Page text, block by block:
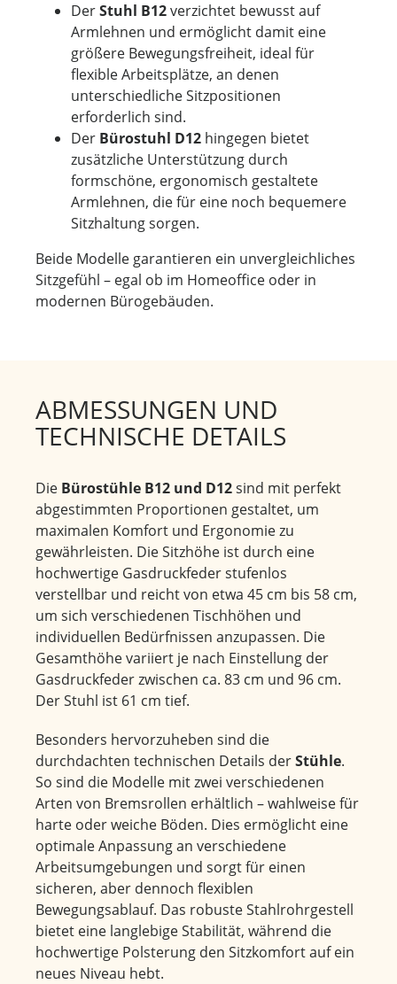
DerStuhl B12verzichtet bewusst auf
Armlehnen und ermöglicht damit eine
größere Bewegungsfreiheit, ideal für
flexible Arbeitsplätze, an denen
unterschiedliche Sitzpositionen
erforderlich sind.
Der Bürostuhl D12 hingegen bietet
zusätzliche Unterstützung durch
formschöne, ergonomisch gestaltete
Armlehnen, die für eine noch bequemere
Sitzhaltung sorgen.
Beide Modelle garantieren ein unvergleichliches
Sitzgefühl – egal ob im Homeoffice oder in
modernen Bürogebäuden.
ABMESSUNGEN UND
TECHNISCHE DETAILS
Die Bürostühle B12 und D12sind mit perfekt
abgestimmten Proportionen gestaltet, um
maximalen Komfort und Ergonomie zu
gewährleisten. Die Sitzhöhe ist durch eine
hochwertige Gasdruckfeder stufenlos
verstellbar und reicht von etwa 45 cm bis 58 cm,
um sich verschiedenen Tischhöhen und
individuellen Bedürfnissen anzupassen. Die
Gesamthöhe variiert je nach Einstellung der
Gasdruckfeder zwischen ca. 83 cm und 96 cm.
Der Stuhl ist 61 cm tief.
Besonders hervorzuheben sind die
durchdachten technischen Details derStühle.
So sind die Modelle mit zwei verschiedenen
Arten von Bremsrollen erhältlich – wahlweise für
harte oder weiche Böden. Dies ermöglicht eine
optimale Anpassung an verschiedene
Arbeitsumgebungen und sorgt für einen
sicheren, aber dennoch flexiblen
Bewegungsablauf. Das robuste Stahlrohrgestell
bietet eine langlebige Stabilität, während die
hochwertige Polsterung den Sitzkomfort auf ein
neues Niveau hebt.